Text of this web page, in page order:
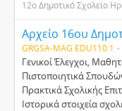
12ο Δημοτικό Σχολείο
Αρχείο 16ου
GRGSA-MAG EDU110.1
Γενικοί Έλεγχοι,
Πιστοποιητικά
Πρακτικά Σχολικής
Ιστορικά στοιχεία